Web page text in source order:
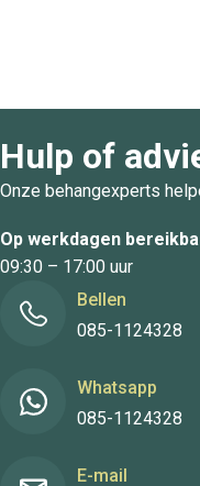
Hulp of
Onze behangexperts
Op werkdagen
09:30 – 17:00 uur
Bellen
085-1124328
Whatsapp
085-1124328
E-mail